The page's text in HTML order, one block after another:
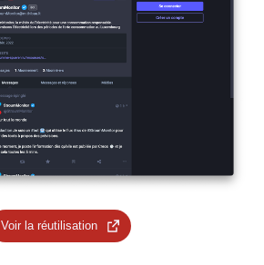
Voir la réutilisation